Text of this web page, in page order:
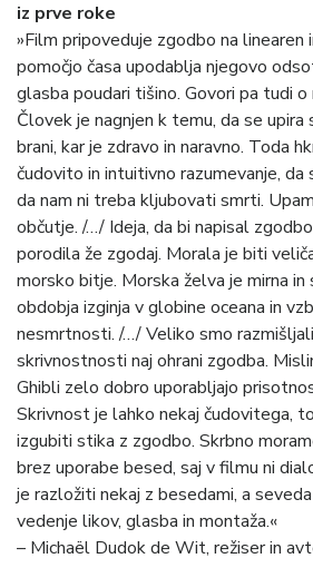
iz prve roke
»Film pripoveduje zgodbo na linearen
pomočjo časa upodablja njegovo
glasba poudari tišino. Govori pa tudi
Človek je nagnjen k temu, da se upira
brani, kar je zdravo in naravno. Toda
čudovito in intuitivno razumevanje, da
da nam ni treba kljubovati smrti.
občutje. /…/ Ideja, da bi napisal
porodila že zgodaj. Morala je biti
morsko bitje. Morska želva je mirna
obdobja izginja v globine oceana in
nesmrtnosti. /…/ Veliko smo
skrivnostnosti naj ohrani zgodba.
Ghibli zelo dobro uporabljajo
Skrivnost je lahko nekaj čudovitega,
izgubiti stika z zgodbo. Skrbno
brez uporabe besed, saj v filmu ni
je razložiti nekaj z besedami, a
vedenje likov, glasba in montaža.«
– Michaël Dudok de Wit, režiser in